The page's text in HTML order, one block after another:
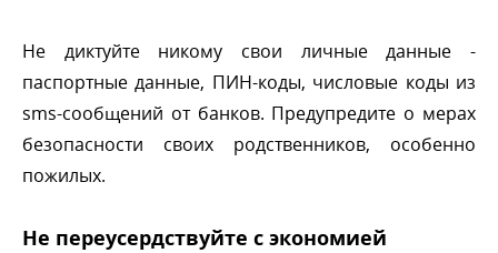
Не диктуйте никому свои личные данные -
паспортные данные, ПИН-коды, числовые коды из
sms-сообщений от банков. Предупредите о мерах
езопасности своих родственников, особенно
пожилых.
Не переусердствуйте с экономией